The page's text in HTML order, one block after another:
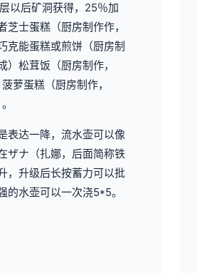
以后矿洞获得，25％加
芝士蛋糕（厨房制作作，
克能蛋糕或煎饼（厨房制
）松茸饭（厨房制作，
萝蛋糕（厨房制作，
表达一降，流水壶可以像
ザナ（扎娜，后面简称铁
，升级后长按蓄力可以批
的水壶可以一次浇5*5。